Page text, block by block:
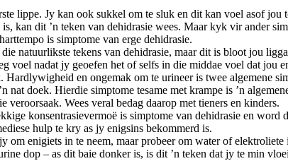
lippe. Jy kan ook sukkel om te sluk en dit kan voel asof
kan dit ’n teken van dehidrasie wees. Maar kyk vir ander
is simptome van erge dehidrasie.
natuurlikste tekens van dehidrasie, maar dit is bloot jou
voel nadat jy geoefen het of selfs in die middae voel dat jou
Hardlywigheid en ongemak om te urineer is twee algemene
nat doek. Hierdie simptome tesame met krampe is ’n
Wees veral bedag daarop met tieners en kinders.
konsentrasievermoë is simptome van dehidrasie en
hulp te kry as jy enigsins bekommerd is.
om enigiets in te neem, maar probeer om water of elektroliete
dop – as dit baie donker is, is dit ’n teken dat jy te min